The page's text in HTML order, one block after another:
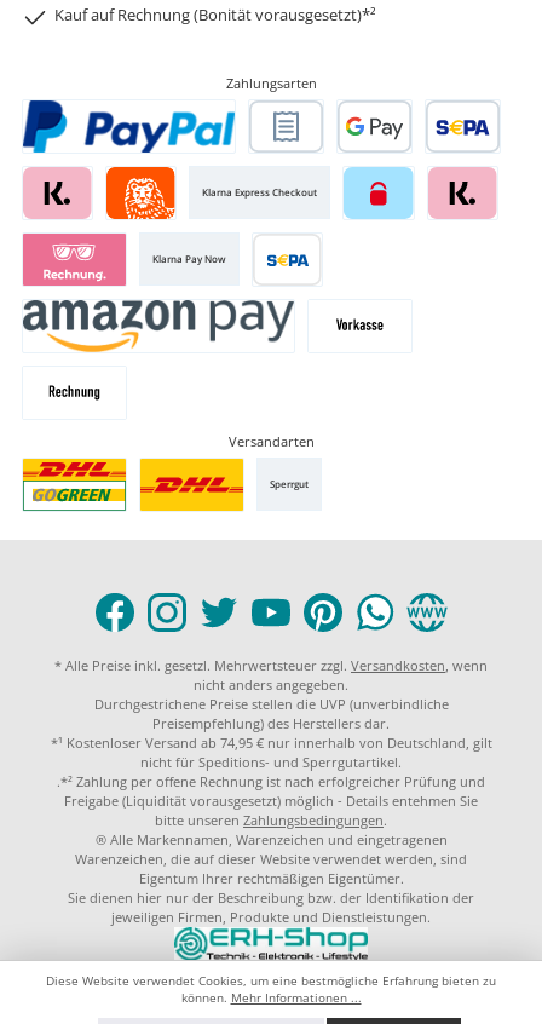
Kauf auf Rechnung (Bonität vorausgesetzt)*²
Zahlungsarten
Klarna Express Checkout
Klarna Pay Now
Versandarten
Sperrgut
* Alle Preise inkl. gesetzl. Mehrwertsteuer zzgl. Versandkosten, wenn
nicht anders angegeben.
Durchgestrichene Preise stellen die UVP (unverbindliche
Preisempfehlung) des Herstellers dar.
*¹ Kostenloser Versand ab 74,95 € nur innerhalb von Deutschland, gilt
nicht für Speditions- und Sperrgutartikel.
.*² Zahlung per offene Rechnung ist nach erfolgreicher Prüfung und
Freigabe (Liquidität vorausgesetzt) möglich - Details entehmen Sie
bitte unseren Zahlungsbedingungen.
® Alle Markennamen, Warenzeichen und eingetragenen
Warenzeichen, die auf dieser Website verwendet werden, sind
Eigentum Ihrer rechtmäßigen Eigentümer.
Sie dienen hier nur der Beschreibung bzw. der Identifikation der
jeweiligen Firmen, Produkte und Dienstleistungen.
Diese Website verwendet Cookies, um eine bestmögliche Erfahrung bieten zu
können. Mehr Informationen ...